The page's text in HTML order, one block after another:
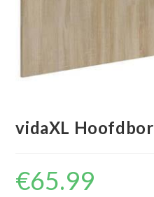
vidaXL
€65.99